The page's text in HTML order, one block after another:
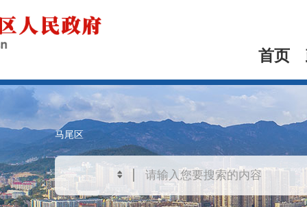
首页
马尾区